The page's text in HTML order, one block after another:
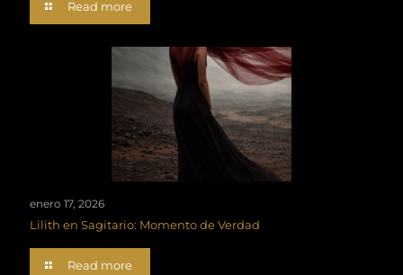
Read more
enero 17, 2026
Lilith en Sagitario: Momento de Verdad
Read more